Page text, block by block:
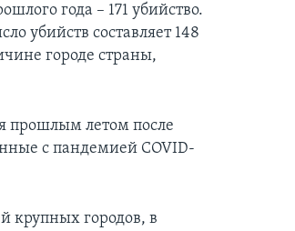
года – 171 убийство.
убийств составляет 148
городе страны,
прошлым летом после
с пандемией COVID-
крупных городов, в